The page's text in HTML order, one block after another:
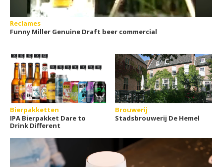
Reclames
Funny Miller Genuine Draft beer commercial
Bierpakketten
IPA Bierpakket Dare to
Drink Different
Brouwerij
Stadsbrouwerij De Hemel